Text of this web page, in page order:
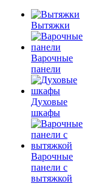
Вытяжки
Варочные
панели
Духовые
шкафы
Варочные
панели с
вытяжкой